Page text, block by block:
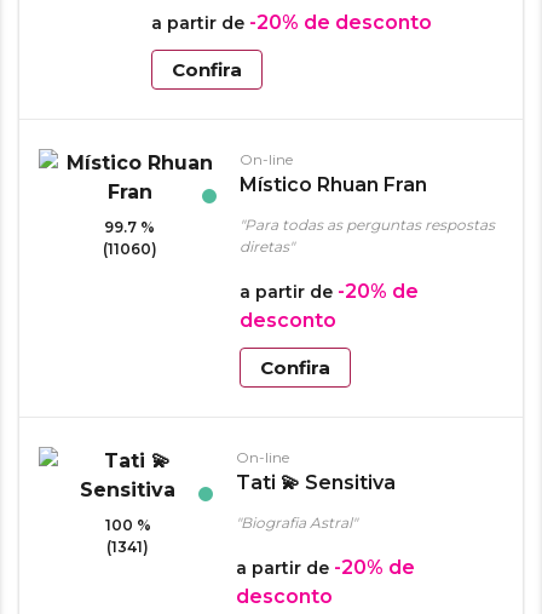
a partir de -20% de desconto
Confira
99.7 %
(11060)
On-line
Místico Rhuan Fran
"Para todas as perguntas respostas
diretas"
a partir de -20% de
desconto
Confira
100 %
(1341)
On-line
Tati 💫 Sensitiva
"Biografia Astral"
a partir de -20% de
desconto